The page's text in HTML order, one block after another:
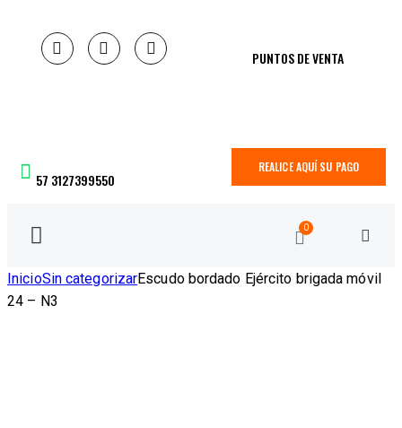
PUNTOS DE VENTA
57 3127399550
REALICE AQUÍ SU PAGO
0
InicioSin categorizarEscudo bordado Ejército brigada móvil
24 – N3